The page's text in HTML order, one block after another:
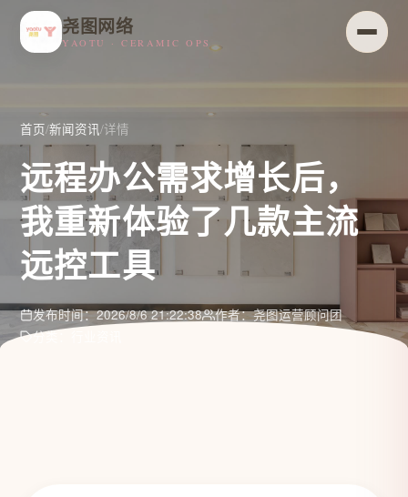
尧图网络
YAOTU · CERAMIC OPS
首页/新闻资讯/详情
远程办公需求增长后，
我重新体验了几款主流
远控工具
发布时间：2026/8/6 21:22:38
作者：尧图运营顾问团
分类：行业资讯